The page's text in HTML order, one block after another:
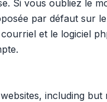
Si vous oubliez le
par défaut sur
et le logiciel
including but